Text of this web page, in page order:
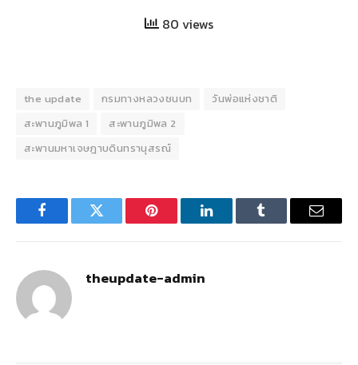
80 views
the update กรมทางหลวงชนบท
วันพ่อแห่งชาติ
สะพานภูมิพล 1
สะพานภูมิพล 2
สะพานมหาเจษฎาบดินทรานุสรณ์
FacebookTwitter Pinterest LinkedInTumblr Email
theupdate-admin